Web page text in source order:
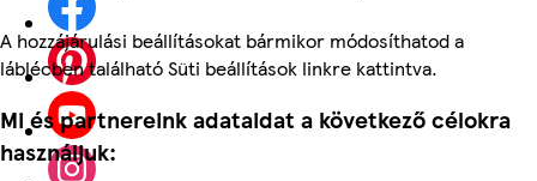
A hozzájárulási beállításokat bármikor módosíthatod a
láblécben található Süti beállítások linkre kattintva.
Mi és partnereink adataidat a következő célokra
használjuk: